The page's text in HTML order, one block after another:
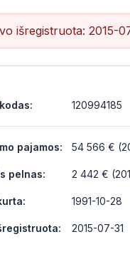
išregistruota: 2015-
120994185
pajamos: 54 566 €
pelnas: 2 442 €
1991-10-28
2015-07-31